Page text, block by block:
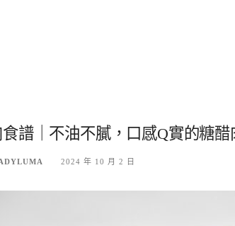
譜｜不油不膩，口感Q實的糖醋
2024 年 10 月 2 日